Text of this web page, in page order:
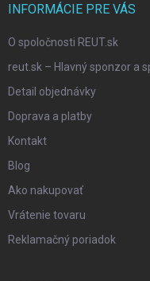
INFORMÁCIE PRE VÁS
O spoločnosti REUT.sk
reut.sk – Hlavný sponzor a
Detail objednávky
Doprava a platby
Kontakt
Blog
Ako nakupovať
Vrátenie tovaru
Reklamačný poriadok